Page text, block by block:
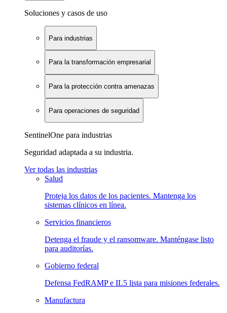
Soluciones y casos de uso
Para industrias
Para la transformación empresarial
Para la protección contra amenazas
Para operaciones de seguridad
SentinelOne para industrias
Seguridad adaptada a su industria.
Ver todas las industrias
Salud
Proteja los datos de los pacientes. Mantenga los
sistemas clínicos en línea.
Servicios financieros
Detenga el fraude y el ransomware. Manténgase listo
para auditorías.
Gobierno federal
Defensa FedRAMP e IL5 lista para misiones federales.
Manufactura